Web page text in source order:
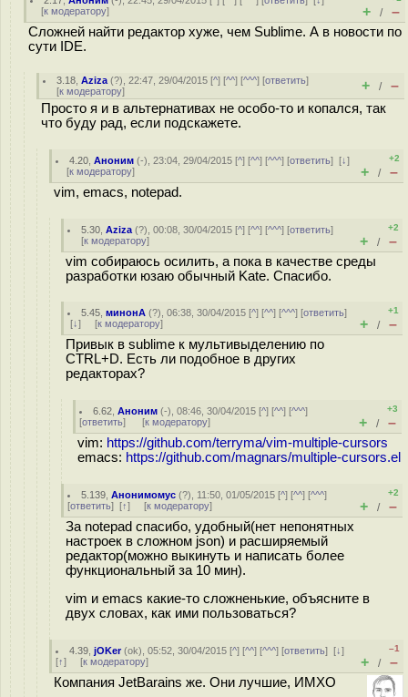
[к модератору] + / –
Сложней найти редактор хуже, чем Sublime. А в новости по
сути IDE.
3.18 ,Aziza (?), 22:47, 29/04/2015 [^] [^^] [^^^] [ответить]
[к модератору] + / –
Просто я и в альтернативах не особо-то и копался, так
что буду рад, если подскажете.
4.20 ,Аноним (-), 23:04, 29/04/2015 [^] [^^] [^^^] [ответить][↓]
[к модератору]
+2
+ / –
vim, emacs, notepad.
5.30 ,Aziza (?), 00:08, 30/04/2015 [^] [^^] [^^^] [ответить]
[к модератору]
+2
+ / –
vim собираюсь осилить, а пока в качестве среды
разработки юзаю обычный Kate. Спасибо.
5.45 ,минонА (?), 06:38, 30/04/2015 [^] [^^] [^^^] [ответить]
[↓] [к модератору]
+1
+ / –
Привык в sublime к мультивыделению по
CTRL+D. Есть ли подобное в других
редакторах?
6.62 ,Аноним (-), 08:46, 30/04/2015 [^] [^^] [^^^]
[ответить] [к модератору]
+3
+ / –
vim: https://github.com/terryma/vim-multiple-cursors
emacs: https://github.com/magnars/multiple-cursors.el
5.139 ,Анонимомус (?), 11:50, 01/05/2015 [^] [^^] [^^^]
[ответить] [↑] [к модератору]
+2
+ / –
За notepad спасибо, удобный(нет непонятных
настроек в сложном json) и расширяемый
редактор(можно выкинуть и написать более
функциональный за 10 мин).
vim и emacs какие-то сложненькие, объясните в
двух словах, как ими пользоваться?
4.39 ,jOKer(ok), 05:52, 30/04/2015 [^] [^^] [^^^] [ответить][↓]
[↑] [к модератору]
–1
+ / –
Компания JetBarains же. Они лучшие, ИМХО